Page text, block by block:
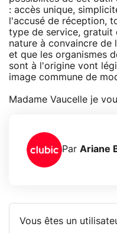
: accès unique,
l'accusé de réception,
type de service, gratuit
nature à convaincre de
et que les organismes
sont à l'origine vont
image commune de
Madame Vaucelle je
Par Ariane
Vous êtes un